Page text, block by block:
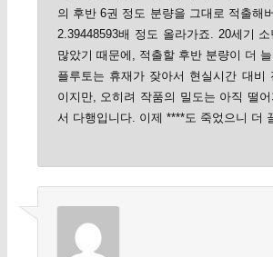
의 후반 6권 정도 분량을 그대로 적출해
2.39448593배 정도 올라가죠. 20세기
많았기 때문에, 적출할 후반 분량이 더
플루토는 휴재가 잦아서 현실시간 대비
이지만, 오히려 작품의 밀도는 아직 떨
서 다행입니다. 이제 ****도 죽었으니 더